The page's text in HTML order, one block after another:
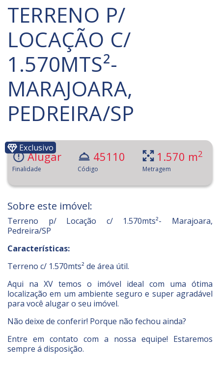
TERRENO P/
LOCAÇÃO C/
1.570MTS²-
MARAJOARA,
PEDREIRA/SP
Exclusivo
Alugar
Finalidade
45110
Código
1.570 m2
Metragem
Sobre este imóvel:
Terreno p/ Locação c/ 1.570mts²- Marajoara,
Pedreira/SP
Características:
Terreno c/ 1.570mts² de área útil.
Aqui na XV temos o imóvel ideal com uma ótima
localização em um ambiente seguro e super agradável
para você alugar o seu imóvel.
Não deixe de conferir! Porque não fechou ainda?
Entre em contato com a nossa equipe! Estaremos
sempre á disposição.